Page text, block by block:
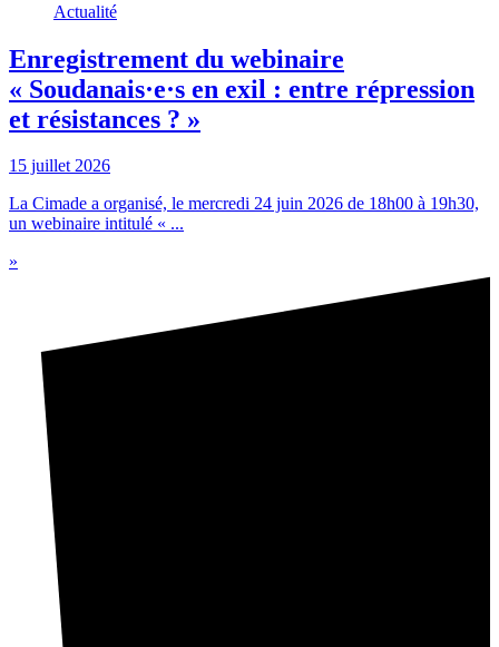
Actualité
Enregistrement du webinaire
« Soudanais·e·s en exil : entre répression
et résistances ? »
15 juillet 2026
La Cimade a organisé, le mercredi 24 juin 2026 de 18h00 à 19h30,
un webinaire intitulé « ...
»